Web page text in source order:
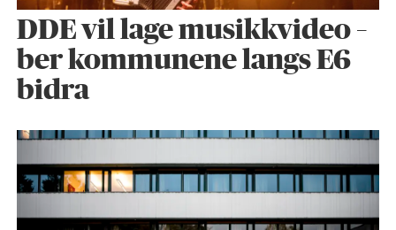
DDE vil lage musikkvideo –
ber kommunene langs E6
bidra